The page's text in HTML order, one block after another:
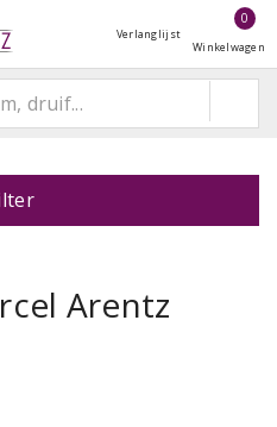
Verlanglijst
0
Winkelwagen
Arentz